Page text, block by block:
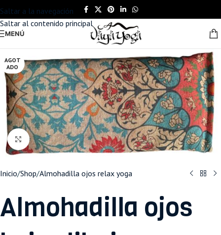
Saltar a la navegación
Saltar al contenido principal
MENÚ
AGOT
ADO
Haga clic para ampliar
Inicio/Shop/Almohadilla ojos relax yoga
Almohadilla ojos